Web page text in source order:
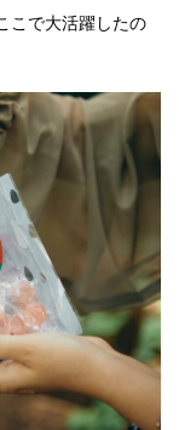
こで大活躍したの